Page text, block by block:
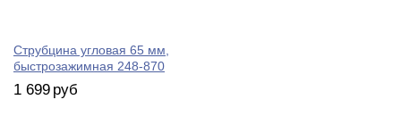
Струбцина угловая 65 мм,
быстрозажимная 248-870
1 699 руб